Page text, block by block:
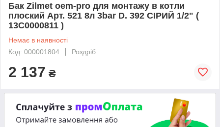
Бак Zilmet oem-pro для монтажу в котли
плоский Арт. 521 8л 3bar D. 392 СІРИЙ 1/2" (
13C0000811 )
Немає в наявності
Код: 000001804
Роздріб
2 137 ₴